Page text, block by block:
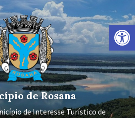
Barra de Ferramentas Aberta
de Rosana
de Interesse Turístico de